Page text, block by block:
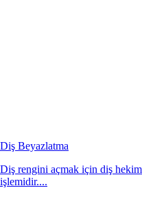
Diş Beyazlatma
Diş rengini açmak için diş
işlemidir....